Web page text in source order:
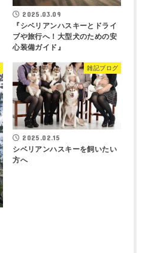
2025.03.09
『シベリアンハスキーとドライ
ブや旅行へ！大型犬のための安
心装備ガイド』
雑記ブログ
2025.02.15
シベリアンハスキーを飼いたい
方へ